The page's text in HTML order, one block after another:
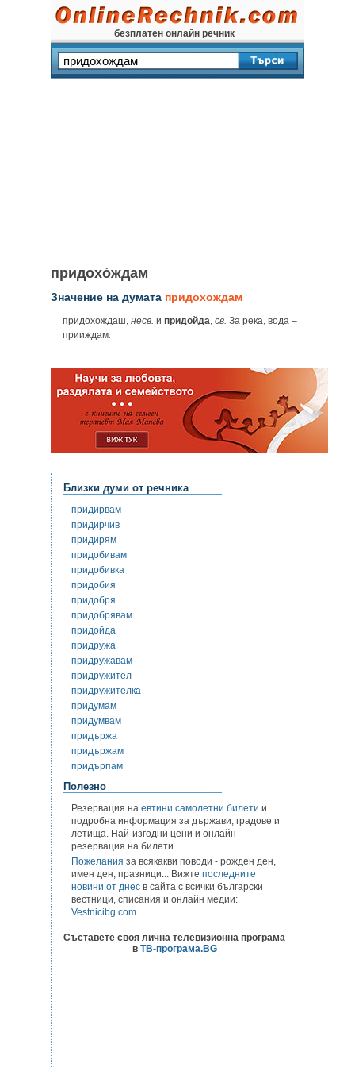
безплатен онлайн речник
придохо̀ждам
Значение на думата придохождам
придохождаш, несв. и придойда, св. За река, вода –
прииждам.
Близки думи от речника
придирвам
придирчив
придирям
придобивам
придобивка
придобия
придобря
придобрявам
придойда
придружа
придружавам
придружител
придружителка
придумам
придумвам
придържа
придържам
придърпам
Полезно
Резервация на евтини самолетни билети и
подробна информация за държави, градове и
летища. Най-изгодни цени и онлайн
резервация на билети.
Пожелания за всякакви поводи - рожден ден,
имен ден, празници... Вижте последните
новини от днес в сайта с всички български
вестници, списания и онлайн медии:
Vestnicibg.com.
Съставете своя лична телевизионна програма
в ТВ-програма.BG